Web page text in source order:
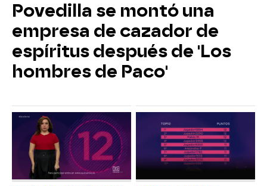
Povedilla se montó una
empresa de cazador de
espíritus después de 'Los
hombres de Paco'